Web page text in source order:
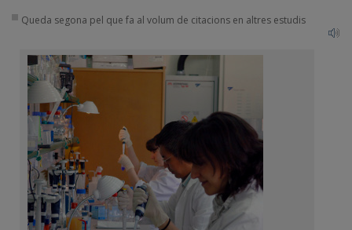
Queda segona pel que fa al volum de citacions en altres estudis